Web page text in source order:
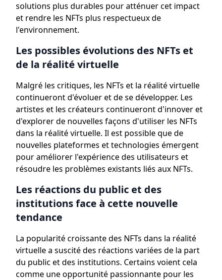
solutions plus durables pour atténuer cet impact
et rendre les NFTs plus respectueux de
l'environnement.
Les possibles évolutions des NFTs et
de la réalité virtuelle
Malgré les critiques, les NFTs et la réalité virtuelle
continueront d'évoluer et de se développer. Les
artistes et les créateurs continueront d'innover et
d'explorer de nouvelles façons d'utiliser les NFTs
dans la réalité virtuelle. Il est possible que de
nouvelles plateformes et technologies émergent
pour améliorer l'expérience des utilisateurs et
résoudre les problèmes existants liés aux NFTs.
Les réactions du public et des
institutions face à cette nouvelle
tendance
La popularité croissante des NFTs dans la réalité
virtuelle a suscité des réactions variées de la part
du public et des institutions. Certains voient cela
comme une opportunité passionnante pour les